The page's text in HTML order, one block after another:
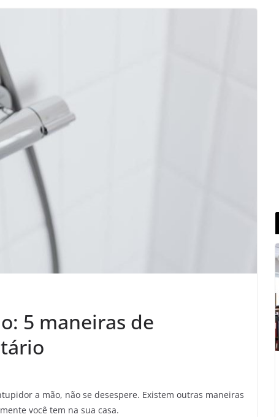
5 maneiras de
a mão, não se desespere. Existem outras maneiras
você tem na sua casa.